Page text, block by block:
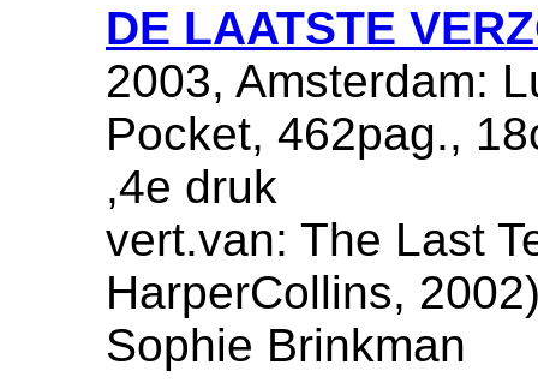
DE LAATSTE
2003, Amsterdam:
Pocket, 462pag.,
,4e druk
vert.van: The Last
HarperCollins,
Sophie Brinkman